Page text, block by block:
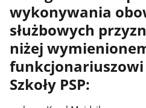
wykonywania
służbowych
niżej
Szkoły PSP: